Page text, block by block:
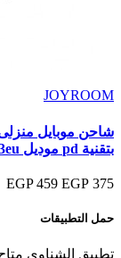
JOYROOM
بتقنية pd موديل jr tcf23eu
375 EGP
459 EGP
حمل التطبيقات